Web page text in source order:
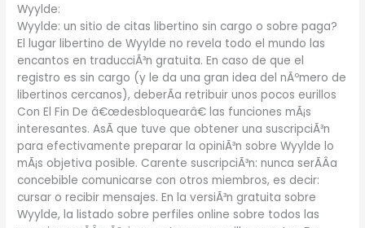
Wyylde:
Wyylde: un sitio de citas libertino sin cargo o sobre paga?
El lugar libertino de Wyylde no revela todo el mundo las
encantos en traducciÃ³n gratuita. En caso de que el
registro es sin cargo (y le da una gran idea del nÃºmero de
libertinos cercanos), deberÃ­a retribuir unos pocos eurillos
Con El Fin De â€œdesbloquearâ€ las funciones mÃ¡s
interesantes. AsÃ­ que tuve que obtener una suscripciÃ³n
para efectivamente preparar la opiniÃ³n sobre Wyylde lo
mÃ¡s objetiva posible. Carente suscripciÃ³n: nunca serÃ­Â­a
concebible comunicarse con otros miembros, es decir:
cursar o recibir mensajes. En la versiÃ³n gratuita sobre
Wyylde, la listado sobre perfiles online sobre todos las